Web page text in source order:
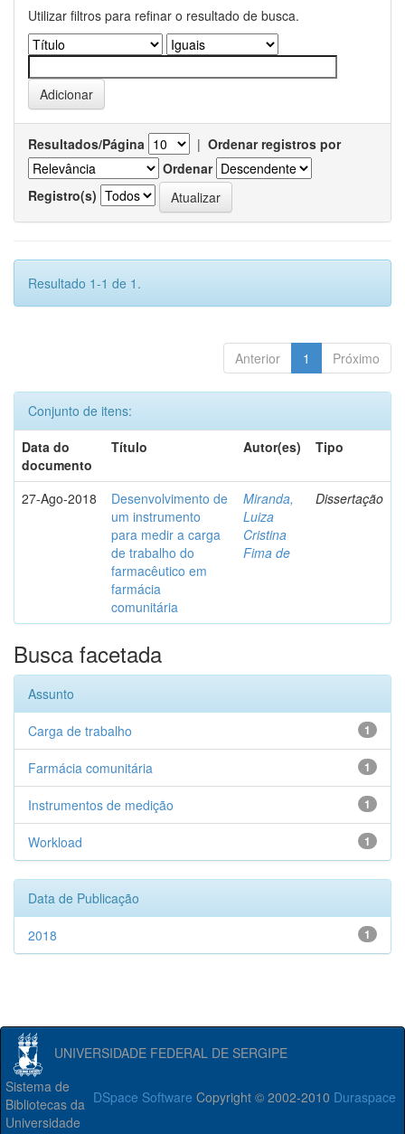
Utilizar filtros para refinar o resultado de busca.
Resultados/Página | Ordenar registros por
Ordenar
Registro(s)
Resultado 1-1 de 1.
Anterior 1 Próximo
Conjunto de itens:
Data do
documento
Título Autor(es) Tipo
27-Ago-2018
Desenvolvimento de
um instrumento
para medir a carga
de trabalho do
farmacêutico em
farmácia
comunitária
Miranda,
Luiza
Cristina
Fima de
Dissertação
Busca facetada
Assunto
1
Carga de trabalho
1
Farmácia comunitária
1
Instrumentos de medição
1
Workload
Data de Publicação
1
2018
UNIVERSIDADE FEDERAL DE SERGIPE
DSpace Software Copyright © 2002-2010 Duraspace
Sistema de
Bibliotecas da
Universidade